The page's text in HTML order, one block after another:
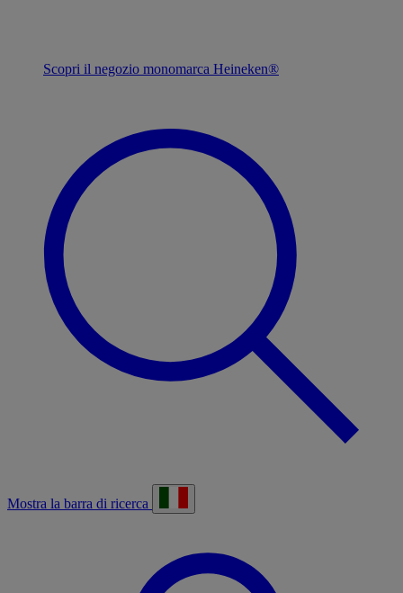
Scopri il negozio monomarca Heineken®
Mostra la barra di ricerca